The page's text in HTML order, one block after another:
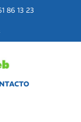
86 13 23